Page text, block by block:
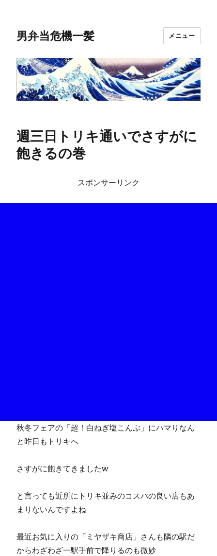
男弁当危機一髪 メニュー
週三日トリキ通いでさすがに
飽きるの巻
スポンサーリンク
秋冬フェアの「超！白ねぎ塩こんぶ」にハマりなん
と昨日もトリキへ
さすがに飽きてきましたw
と言っても近所にトリキ並みのコスパの良い店もあ
まりないんですよね
最近お気に入りの「ミヤザキ商店」さんも隣の駅だ
からわざわざ一駅手前で降りるのも微妙